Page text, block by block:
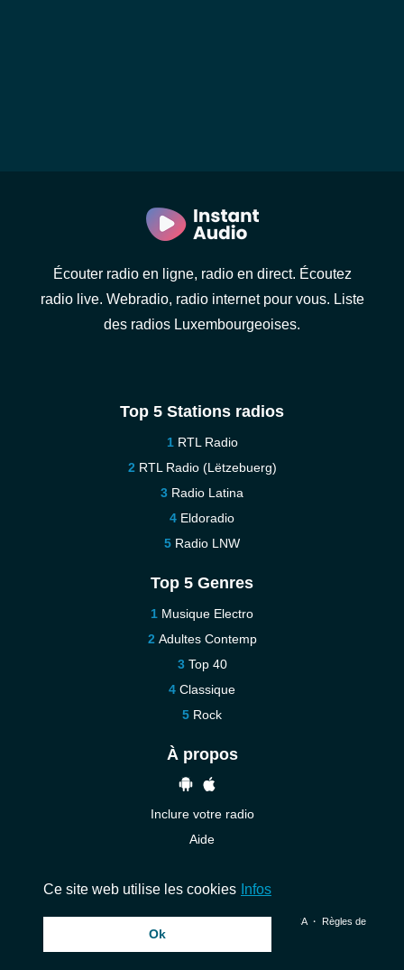
Écouter radio en ligne, radio en direct. Écoutez
radio live. Webradio, radio internet pour vous. Liste
des radios Luxembourgeoises.
Top 5 Stations radios
RTL Radio
RTL Radio (Lëtzebuerg)
Radio Latina
Eldoradio
Radio LNW
Top 5 Genres
Musique Electro
Adultes Contemp
Top 40
Classique
Rock
À propos
Inclure votre radio
Aide
DMCA・ Règles de
Ce site web utilise les cookies Infos
Ok